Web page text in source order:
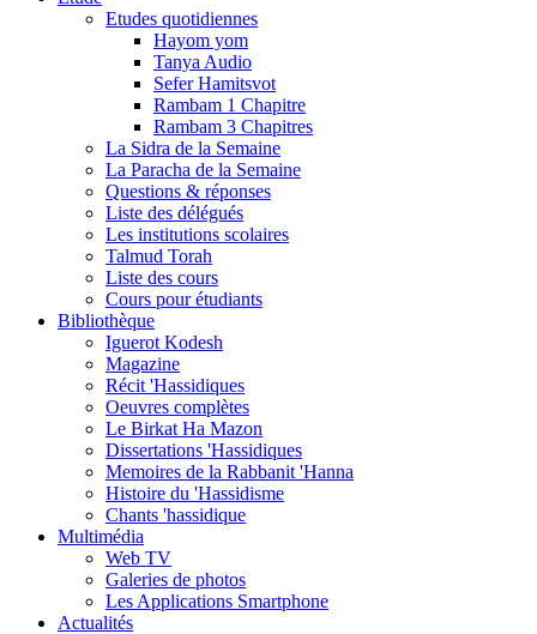
Etudes quotidiennes
Hayom yom
Tanya Audio
Sefer Hamitsvot
Rambam 1 Chapitre
Rambam 3 Chapitres
La Sidra de la Semaine
La Paracha de la Semaine
Questions & réponses
Liste des délégués
Les institutions scolaires
Talmud Torah
Liste des cours
Cours pour étudiants
Bibliothèque
Iguerot Kodesh
Magazine
Récit 'Hassidiques
Oeuvres complètes
Le Birkat Ha Mazon
Dissertations 'Hassidiques
Memoires de la Rabbanit 'Hanna
Histoire du 'Hassidisme
Chants 'hassidique
Multimédia
Web TV
Galeries de photos
Les Applications Smartphone
Actualités